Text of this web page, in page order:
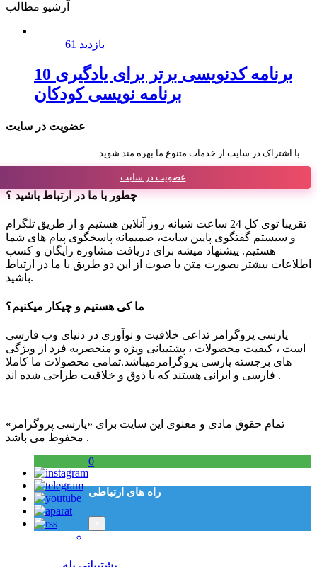
آرشیو مطالب
61 بازدید
10 برنامه کدنویسی برتر برای یادگیری
برنامه نویسی کودکان
عضویت در سایت
عضویت در سایت
چطور با ما در ارتباط باشید ؟
تقریبا توی کل 24 ساعت شبانه روز آنلاین هستیم و از طریق تلگرام
و سیستم گفتگوی پایین سایت، صمیمانه پاسخگوی پیام های شما
هستیم. پیشنهاد میشه برای دریافت مشاوره رایگان و کسب
اطلاعات بیشتر بصورت متن یا صوت از این دو طریق با ما در ارتباط
باشید.
ما کی هستیم و چیکار میکنیم؟
پارسی پروگرامر تداعی خلاقیت و نوآوری در دنیای وب فارسی
است ، کیفیت محصولات ، پشتیبانی ویژه و منحصربه فرد از ویژگی
های برجسته پارسی پروگرامرمیباشد.تمامی محصولات ما کاملا
فارسی و ایرانی هستند که با ذوق و خلاقیت طراحی شده اند .
تمام حقوق مادی و معنوی این سایت برای «پارسی پروگرامر»
محفوظ می باشد .
0
راه های ارتباطی